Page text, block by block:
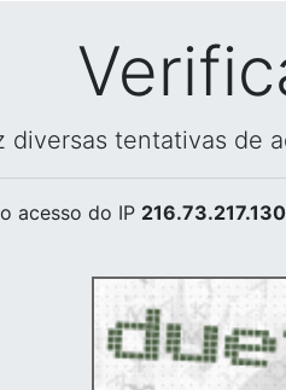
diversas tentativas de
acesso do IP 216.73.217.130